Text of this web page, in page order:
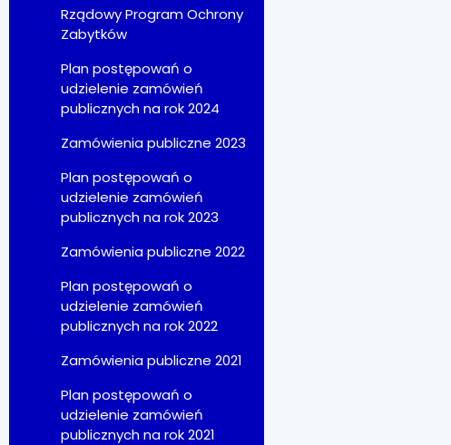
Rządowy Program Ochrony
Zabytków
Plan postępowań o
udzielenie zamówień
publicznych na rok 2024
Zamówienia publiczne 2023
Plan postępowań o
udzielenie zamówień
publicznych na rok 2023
Zamówienia publiczne 2022
Plan postępowań o
udzielenie zamówień
publicznych na rok 2022
Zamówienia publiczne 2021
Plan postępowań o
udzielenie zamówień
publicznych na rok 2021